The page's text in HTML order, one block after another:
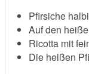
Pfirsiche
Auf den
Ricotta mit
Die heißen